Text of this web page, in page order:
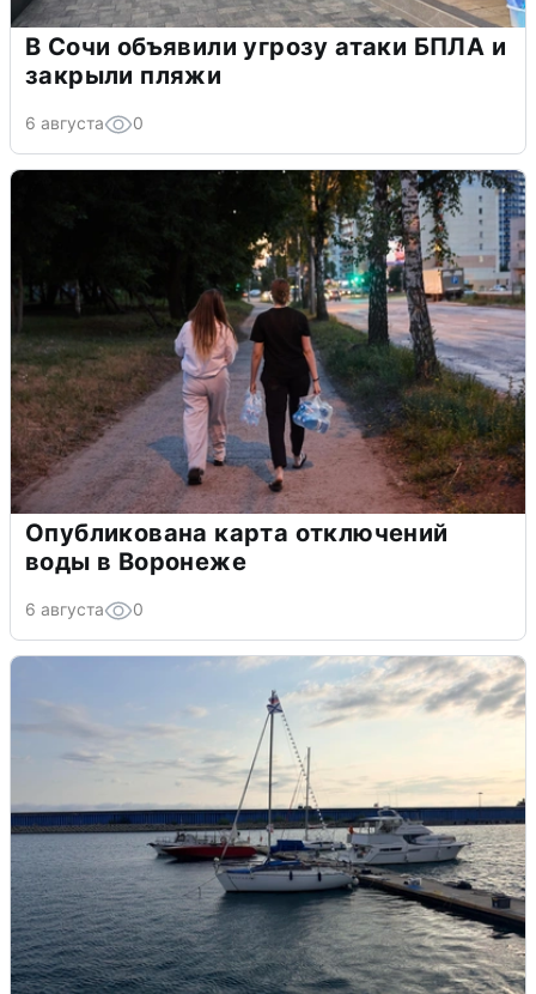
В Сочи объявили угрозу атаки БПЛА и
закрыли пляжи
6 августа 0
Опубликована карта отключений
воды в Воронеже
6 августа 0